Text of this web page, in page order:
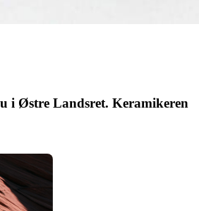
i Østre Landsret. Keramikeren